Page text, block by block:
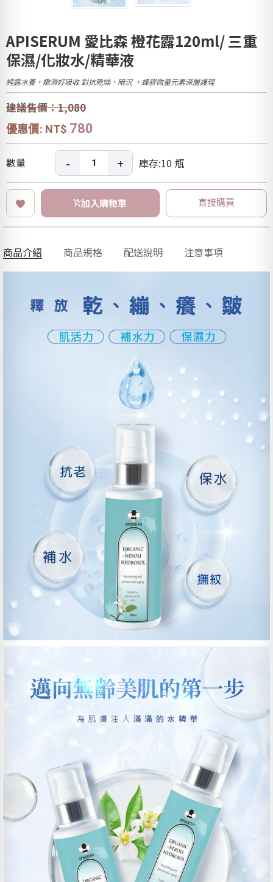
APISERUM 愛比森 橙花露120ml/ 三重
保濕/化妝水/精華液
純露水養，嫩滑好吸收 對抗乾燥、暗沉 ，蜂膠微量元素深層護理
建議售價：1,080
優惠價: NT$ 780
數量 - + 庫存:10 瓶
加入購物車 直接購買
商品介紹 商品規格 配送說明 注意事項